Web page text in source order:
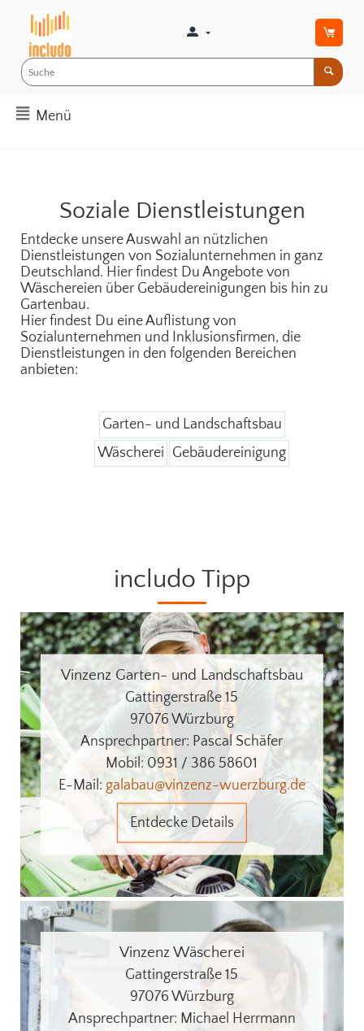
Menü
Soziale Dienstleistungen
Entdecke unsere Auswahl an nützlichen
Dienstleistungen von Sozialunternehmen in ganz
Deutschland. Hier findest Du Angebote von
Wäschereien über Gebäudereinigungen bis hin zu
Gartenbau.
Hier findest Du eine Auflistung von
Sozialunternehmen und Inklusionsfirmen, die
Dienstleistungen in den folgenden Bereichen
anbieten:
Garten- und Landschaftsbau
Wäscherei Gebäudereinigung
includo Tipp
Vinzenz Garten- und Landschaftsbau
Gattingerstraße 15
97076 Würzburg
Ansprechpartner: Pascal Schäfer
Mobil: 0931 / 386 58601
E-Mail: galabau@vinzenz-wuerzburg.de
Entdecke Details
Vinzenz Wäscherei
Gattingerstraße 15
97076 Würzburg
Ansprechpartner: Michael Herrmann